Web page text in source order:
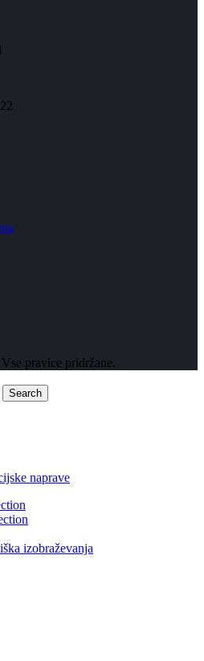
pravice pridržane.
Search
naprave
izobraževanja